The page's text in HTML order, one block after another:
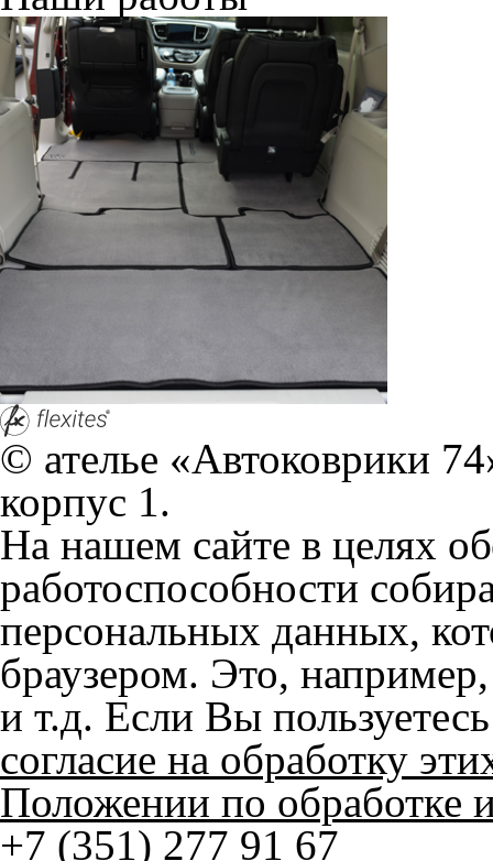
© ателье «Автоковрики
корпус 1.
На нашем сайте в целях
работоспособности
персональных данных,
браузером. Это,
и т.д. Если Вы
согласие на обработку
Положении по обработке
+7 (351) 277 91 67